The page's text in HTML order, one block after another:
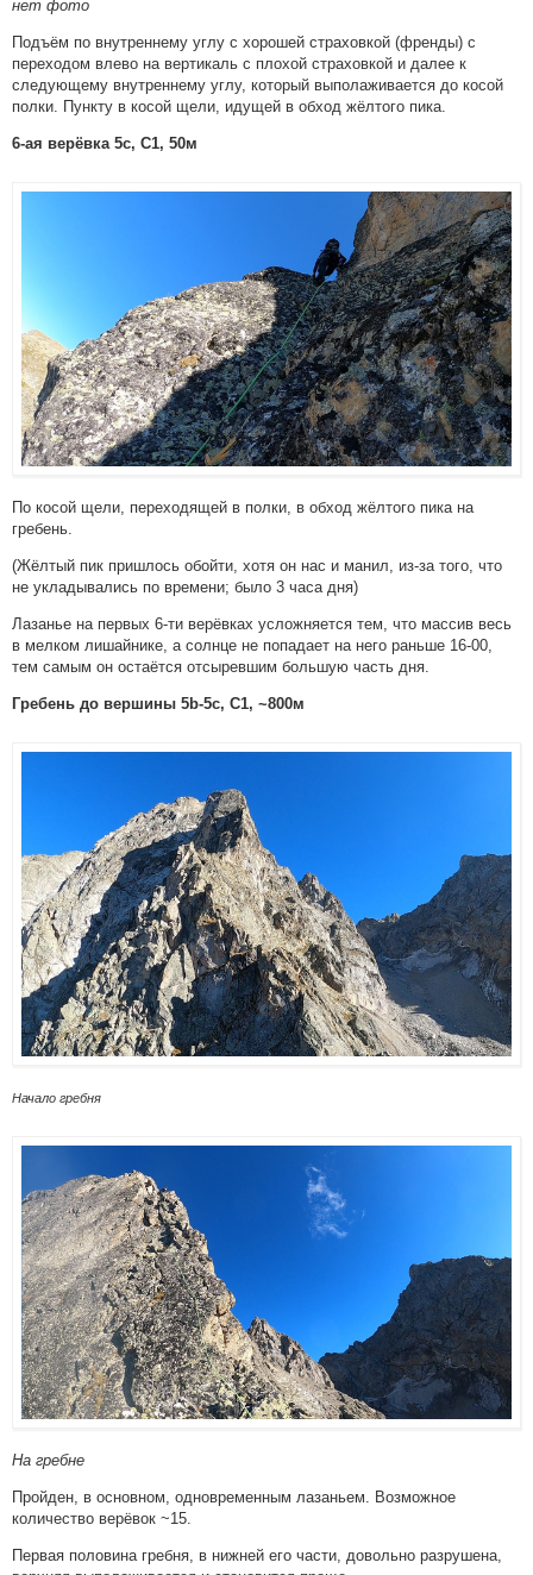
нет фото
Подъём по внутреннему углу с хорошей страховкой (френды) с
переходом влево на вертикаль с плохой страховкой и далее к
следующему внутреннему углу, который выполаживается до косой
полки. Пункту в косой щели, идущей в обход жёлтого пика.
6-ая верёвка 5с, С1, 50м
По косой щели, переходящей в полки, в обход жёлтого пика на
гребень.
(Жёлтый пик пришлось обойти, хотя он нас и манил, из-за того, что
не укладывались по времени; было 3 часа дня)
Лазанье на первых 6-ти верёвках усложняется тем, что массив весь
в мелком лишайнике, а солнце не попадает на него раньше 16-00,
тем самым он остаётся отсыревшим большую часть дня.
Гребень до вершины 5b-5c, C1, ~800м
Начало гребня
На гребне
Пройден, в основном, одновременным лазаньем. Возможное
количество верёвок ~15.
Первая половина гребня, в нижней его части, довольно разрушена,